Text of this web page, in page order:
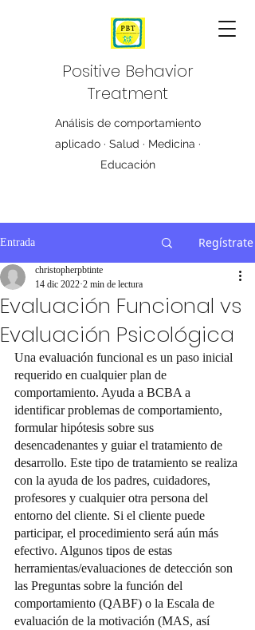
Positive Behavior
Treatment
Análisis de comportamiento
aplicado · Salud · Medicina ·
Educación
Entrada Regístrate
Evaluación Funcional vs
Evaluación Psicológica
christopherpbtinte
14 dic 2022 2 min de lectura
Una evaluación funcional es un paso inicial
requerido en cualquier plan de
comportamiento. Ayuda a BCBA a
identificar problemas de comportamiento,
formular hipótesis sobre sus
desencadenantes y guiar el tratamiento de
desarrollo. Este tipo de tratamiento se realiza
con la ayuda de los padres, cuidadores,
profesores y cualquier otra persona del
entorno del cliente. Si el cliente puede
participar, el procedimiento será aún más
efectivo. Algunos tipos de estas
herramientas/evaluaciones de detección son
las Preguntas sobre la función del
comportamiento (QABF) o la Escala de
evaluación de la motivación (MAS, así